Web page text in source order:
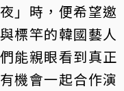
」時，便希望邀
標竿的韓國藝人
能親眼看到真正
機會一起合作演